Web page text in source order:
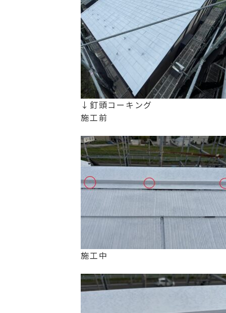
↓釘頭コーキング
施工前
施工中